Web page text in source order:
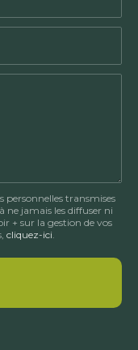
personnelles transmises
ne jamais les diffuser ni
+ sur la gestion de vos
cliquez-ici.